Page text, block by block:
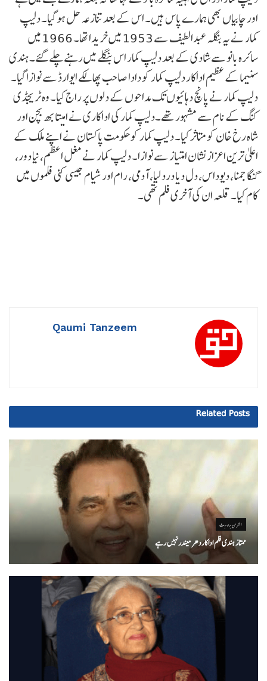
اور چابیاں بھی ہمارے پاس ہیں۔ اس کے بعد تنازعہ حل ہو گیا۔ دلیپ
کمار نے یہ بنگلہ عبدالطیف سے 1953 میں خریدا تھا۔ 1966 میں
سائرہ بانو سے شادی کے بعد دلیپ کمار اس بنگلے میں رہنے چلے گئے۔ہندی
سنیما کے عظیم اداکار دلیپ کمار کو دادا صاحب پھالکے ایوارڈ سے نوازا گیا۔
دلیپ کمار نے پانچ دہائیوں تک مداحوں کے دلوں پر راج کیا۔ وہ ٹریجڈی
کنگ کے نام سے مشہور تھے۔دلیپ کمار کی اداکاری نے امیتابھ بچن اور
شاہ رخ خان کو متاثر کیا۔ دلیپ کمار کو حکومت پاکستان نے اپنے ملک کے
اعلیٰ ترین اعزاز نشان امتیاز سے نوازا۔ دلیپ کمار نے مغل اعظم، نیا دور،
گنگا جمنا، دیوداس، دل دیا درد لیا، آدمی، رام اور شیام جیسی کئی فلموں میں
کام کیا۔ قلعہ ان کی آخری فلم تھی۔
Qaumi Tanzeem
Related Posts
انٹرٹینمنٹ
ممتاز ہندی فلم اداکاردھرمیندرنہیں رہے